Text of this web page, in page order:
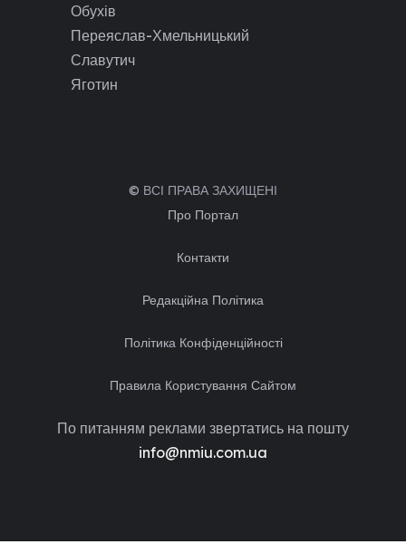
Обухів
Переяслав-Хмельницький
Славутич
Яготин
© ВСІ ПРАВА ЗАХИЩЕНІ
Про Портал
Контакти
Редакційна Політика
Політика Конфіденційності
Правила Користування Сайтом
По питанням реклами звертатись на пошту
info@nmiu.com.ua